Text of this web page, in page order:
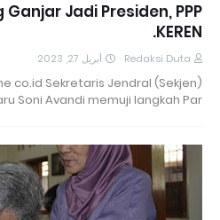
Ganjar Jadi Presiden, PPP
KEREN.
Redaksi Duta أبريل 27, 2023
co.id Sekretaris Jendral (Sekjen)
Soni Avandi memuji langkah Par…